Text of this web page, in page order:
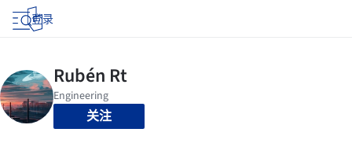
登录
关注